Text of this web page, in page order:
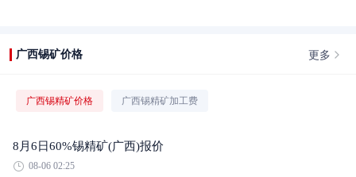
广西锡矿价格 更多
广西锡精矿价格 广西锡精矿加工费
8月6日60%锡精矿(广西)报价
08-06 02:25